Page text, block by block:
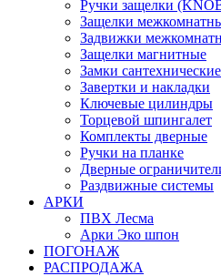
Ручки защелки
Защелки
Задвижки
Защелки магнитные
Замки
Завертки и накладки
Ключевые цилиндры
Торцевой шпингалет
Комплекты дверные
Ручки на планке
Дверные
Раздвижные системы
АРКИ
ПВХ Лесма
Арки Эко шпон
ПОГОНАЖ
РАСПРОДАЖА